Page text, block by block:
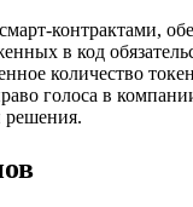
контрактами,
в код
количество
голоса в
решения.